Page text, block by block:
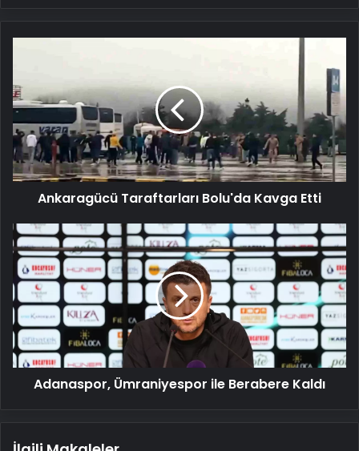
Kavga
Etti
Ankaragücü Taraftarları Bolu'da Kavga Etti
Adanaspor,
Ümraniyespor
ile
Berabere
Kaldı
Adanaspor, Ümraniyespor ile Berabere Kaldı